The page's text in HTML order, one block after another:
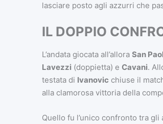
lasciare posto agli azzurri che
IL DOPPIO
L’andata giocata all’allora San
Lavezzi (doppietta) e Cavani.
testata di Ivanovic chiuse il
alla clamorosa vittoria della
Quello fu l’unico confronto tra